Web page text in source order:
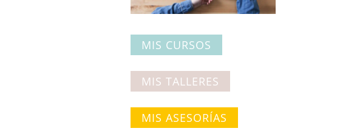
MIS CURSOS
MIS TALLERES
MIS ASESORÍAS